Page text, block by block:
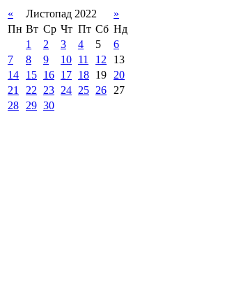
« Листопад 2022
»
Пн Вт Ср Чт Пт Сб Нд
1
2 3 4 5
6
7
8 9 10 11 12
13
14
15 16 17 18 19
20
21
22 23 24 25 26
27
28
29 30